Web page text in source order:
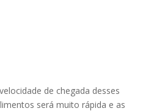
de chegada desses
será muito rápida e as